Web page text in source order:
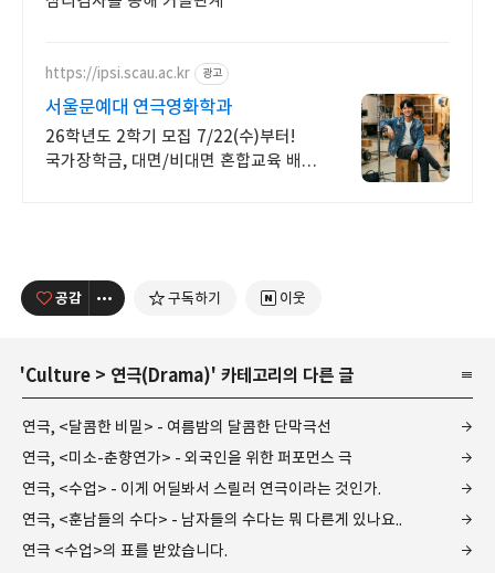
https://ipsi.scau.ac.kr 광고
서울문예대 연극영화학과
26학년도 2학기 모집 7/22(수)부터!
국가장학금, 대면/비대면 혼합교육 배우
공감 구독하기 이웃
'Culture > 연극(Drama)' 카테고리의 다른 글
연극, <달콤한 비밀> - 여름밤의 달콤한 단막극선
연극, <미소-춘향연가> - 외국인을 위한 퍼포먼스 극
연극, <수업> - 이게 어딜봐서 스릴러 연극이라는 것인가.
연극, <훈남들의 수다> - 남자들의 수다는 뭐 다른게 있나요..
연극 <수업>의 표를 받았습니다.